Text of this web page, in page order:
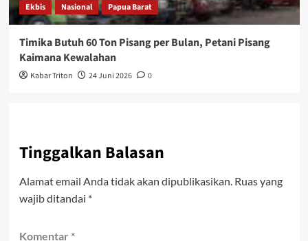
Ekbis Nasional Papua Barat
Timika Butuh 60 Ton Pisang per Bulan, Petani Pisang
Kaimana Kewalahan
Kabar Triton 24 Juni 2026 0
Tinggalkan Balasan
Alamat email Anda tidak akan dipublikasikan. Ruas yang
wajib ditandai *
Komentar *